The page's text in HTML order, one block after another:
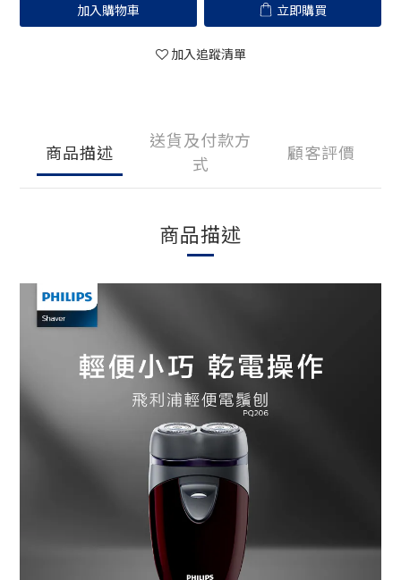
加入購物車 立即購買
加入追蹤清單
商品描述
送貨及付款方
式
顧客評價
商品描述